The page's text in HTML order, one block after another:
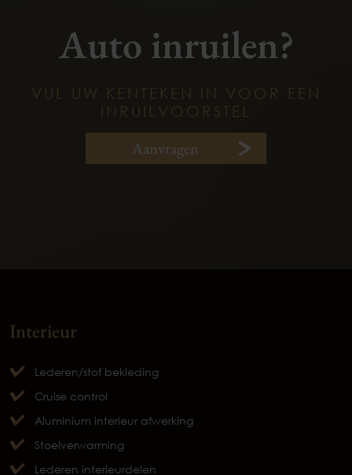
Auto inruilen?
VUL UW KENTEKEN IN VOOR EEN
INRUILVOORSTEL
Aanvragen
Interieur
Lederen/stof bekleding
Cruise control
Aluminium interieur afwerking
Stoelverwarming
Lederen interieurdelen